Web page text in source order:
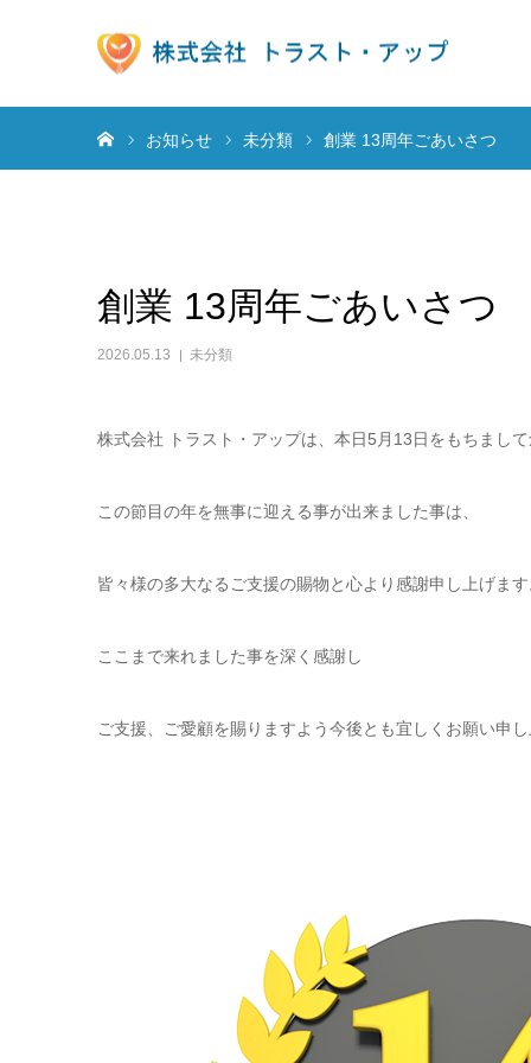
お知らせ 未分類 創業 13周年ごあいさつ
創業 13周年ごあいさつ
2026.05.13 未分類
株式会社 トラスト・アップは、本日5月13日をもちまし
この節目の年を無事に迎える事が出来ました事は、
皆々様の多大なるご支援の賜物と心より感謝申し上げま
ここまで来れました事を深く感謝し
ご支援、ご愛顧を賜りますよう今後とも宜しくお願い申